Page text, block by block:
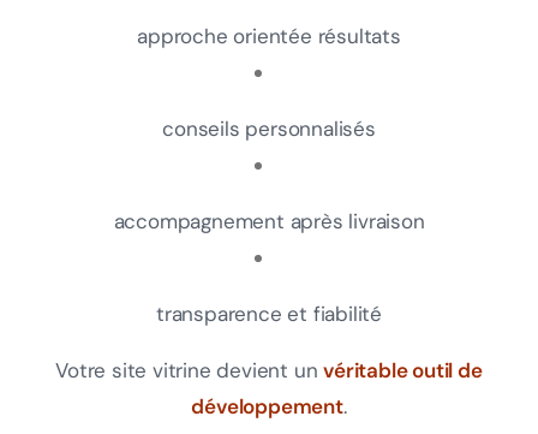
approche orientée résultats
conseils personnalisés
accompagnement après livraison
transparence et fiabilité
Votre site vitrine devient unvéritable outil de
développement.